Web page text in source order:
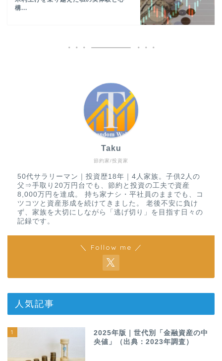
構...
節約家/投資家
Taku
50代サラリーマン｜投資歴18年｜4人家族。子供2人の
父⇒手取り20万円台でも、節約と投資の工夫で資産
8,000万円を達成。 持ち家ナシ・平社員のままでも、コ
ツコツと資産形成を続けてきました。 老後不安に負け
ず、家族を大切にしながら「逃げ切り」を目指す日々の
記録です。
＼ Follow me ／
人気記事
1
2025年版｜世代別「金融資産の中
央値」（出典：2023年調査）